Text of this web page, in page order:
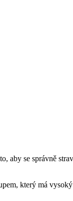
aby se správně
který má